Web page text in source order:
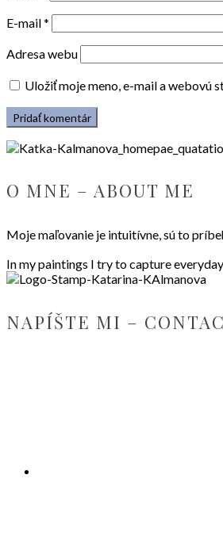
E-mail*
Adresa webu
Uložiť moje meno, e-mail a webovú
O MNE – ABOUT ME
Moje maľovanie je intuitívne, sú to
In my paintings I try to capture
NAPÍŠTE MI –